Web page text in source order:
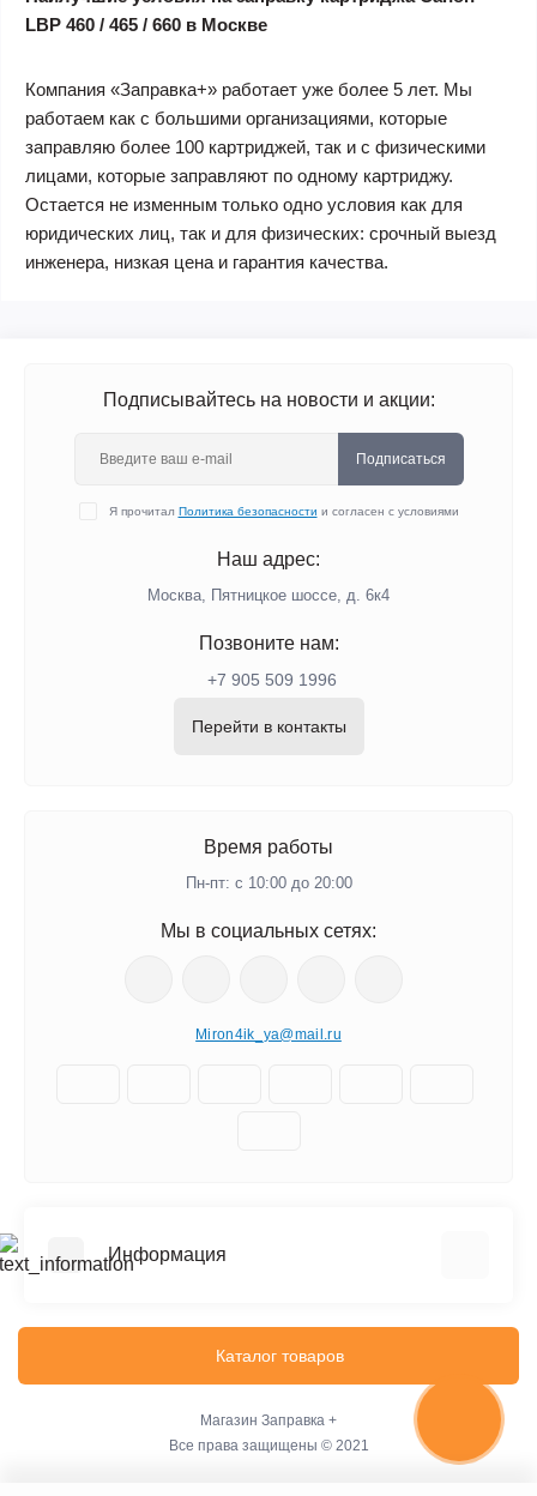
LBP 460 / 465 / 660 в Москве
Компания «Заправка+» работает уже более 5 лет. Мы
работаем как с большими организациями, которые
заправляю более 100 картриджей, так и с физическими
лицами, которые заправляют по одному картриджу.
Остается не изменным только одно условия как для
юридических лиц, так и для физических: срочный выезд
инженера, низкая цена и гарантия качества.
Подписывайтесь на новости и акции:
Подписаться
Я прочитал Политика безопасности и согласен с условиями
Наш адрес:
Москва, Пятницкое шоссе, д. 6к4
Позвоните нам:
+7 905 509 1996
Перейти в контакты
Время работы
Пн-пт: с 10:00 до 20:00
Мы в социальных сетях:
Miron4ik_ya@mail.ru
Информация
Политика безопасности
Условия соглашения
Связаться с нами
Каталог товаров
Магазин Заправка +
Все права защищены © 2021